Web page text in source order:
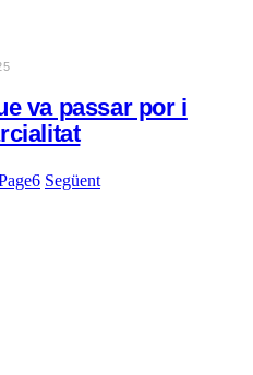
va passar por i
6 Següent